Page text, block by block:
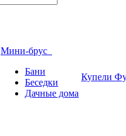
Мини-брус
Бани
Беседки
Дачные дома
Купели